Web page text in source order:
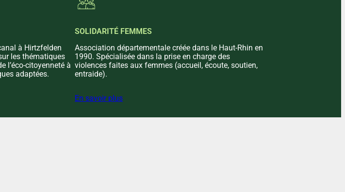
à Hirtzfelden
les thématiques
l’éco-citoyenneté à
adaptées.
SOLIDARITÉ FEMMES
Association départementale créée dans le Haut-Rhin en
1990. Spécialisée dans la prise en charge des
violences faites aux femmes (accueil, écoute, soutien,
entraide).
En savoir plus